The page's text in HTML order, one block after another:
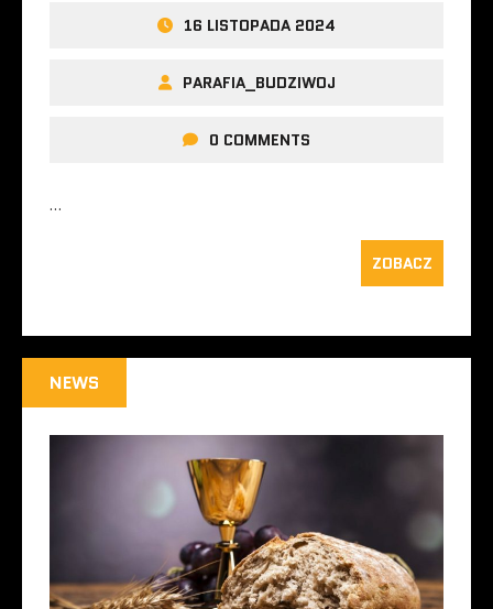
16 LISTOPADA 2024
PARAFIA_BUDZIWOJ
0 COMMENTS
…
ZOBACZ
NEWS